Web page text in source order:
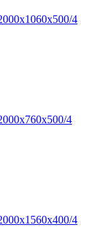
4
4
4